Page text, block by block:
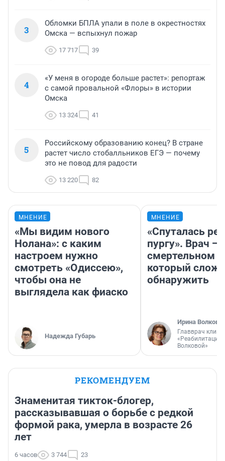
3
Обломки БПЛА упали в поле в окрестностях
Омска — вспыхнул пожар
17 717 39
4
«У меня в огороде больше растет»: репортаж
с самой провальной «Флоры» в истории
Омска
13 324 41
5
Российскому образованию конец? В стране
растет число стобалльников ЕГЭ — почему
это не повод для радости
13 220 82
МНЕНИЕ
«Мы видим нового
Нолана»: с каким
настроем нужно
смотреть «Одиссею»,
чтобы она не
выглядела как фиаско
Надежда Губарь
МНЕНИЕ
«Спуталась
пургу». Врач —
смертельном
который
обнаружить
Ирина Волкова
Главврач
«Реабилитация
Волковой»
РЕКОМЕНДУЕМ
Знаменитая тикток-блогер,
рассказывавшая о борьбе с редкой
формой рака, умерла в возрасте 26
лет
6 часов 3 744 23